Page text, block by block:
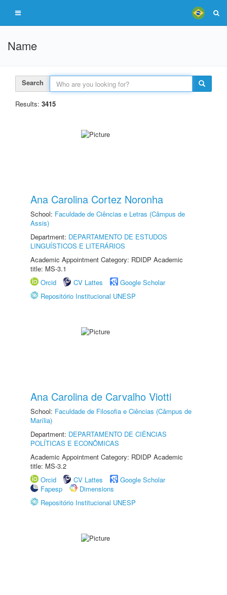
Name
Search
Results: 3415
Ana Carolina Cortez Noronha
School: Faculdade de Ciências e Letras (Câmpus de
Assis)
Department: DEPARTAMENTO DE ESTUDOS
LINGUÍSTICOS E LITERÁRIOS
Academic Appointment Category: RDIDP Academic
title: MS-3.1
Orcid
CV Lattes
Google Scholar
Repositório Institucional UNESP
Ana Carolina de Carvalho Viotti
School: Faculdade de Filosofia e Ciências (Câmpus de
Marília)
Department: DEPARTAMENTO DE CIÊNCIAS
POLÍTICAS E ECONÔMICAS
Academic Appointment Category: RDIDP Academic
title: MS-3.2
Orcid
CV Lattes
Google Scholar
Fapesp
Dimensions
Repositório Institucional UNESP